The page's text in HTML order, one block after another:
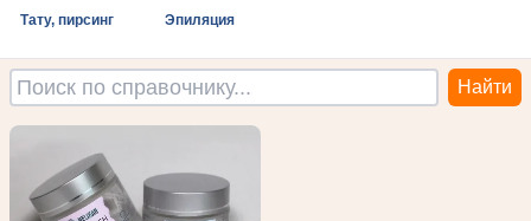
Тату, пирсинг Эпиляция